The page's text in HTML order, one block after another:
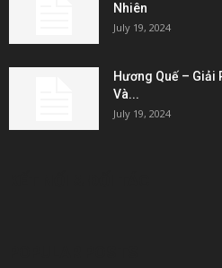
Nhiên
July 19, 2024
Hương Quế – Giải
Và...
July 19, 2024